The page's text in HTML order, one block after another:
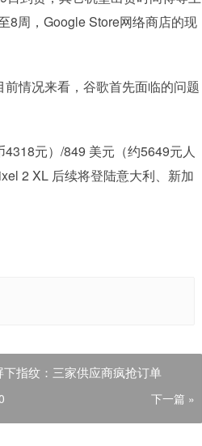
8周，Google Store网络商店的现
情况来看，谷歌首先面临的问题
元）/849 美元（约5649元人
2 XL 后续将登陆意大利、新加
指纹：三家供应商疯抢订单
下一篇 »